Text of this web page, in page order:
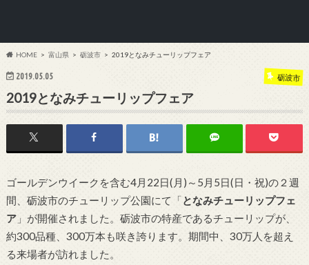
HOME 富山県 砺波市 2019となみチューリップフェア
2019.05.05 砺波市
2019となみチューリップフェア
ゴールデンウイークを含む4月22日(月)～5月5日(日・祝)の２週
間、砺波市のチューリップ公園にて「となみチューリップフェ
ア」が開催されました。砺波市の特産であるチューリップが、
約300品種、300万本も咲き誇ります。期間中、30万人を超え
る来場者が訪れました。